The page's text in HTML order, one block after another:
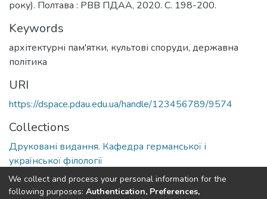
року). Полтава : РВВ ПДАА, 2020. С. 198-200.
Keywords
архітектурні пам'ятки, культові споруди, державна
політика
URI
https://dspace.pdau.edu.ua/handle/123456789/9574
Collections
Друковані видання. Кафедра германської і
української філології
Full item page
We collect and process your personal information for the
following purposes: Authentication, Preferences,